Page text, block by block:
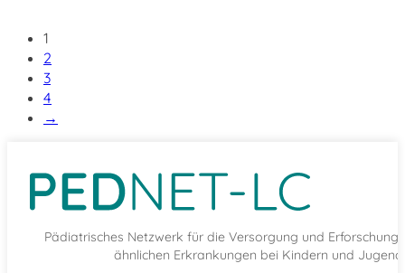
1
2
3
4
→
Pädiatrisches Netzwerk für die Versorgung und Erforschung
ähnlichen Erkrankungen bei Kindern und